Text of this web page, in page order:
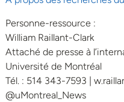
Personne-ressource :
William Raillant-Clark
Attaché de presse à
Université de Montréal
Tél. : 514 343-7593 |
@uMontreal_News